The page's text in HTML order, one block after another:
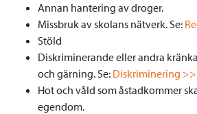
Annan hantering av droger.
Missbruk av skolans nätverk. Se:
Stöld
Diskriminerande eller andra
och gärning. Se: Diskriminering >>
Hot och våld som åstadkommer
egendom.